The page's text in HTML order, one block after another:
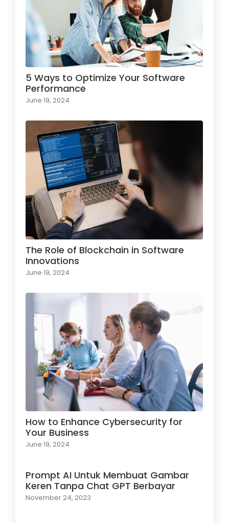
5 Ways to Optimize Your Software
Performance
June 19, 2024
The Role of Blockchain in Software
Innovations
June 19, 2024
How to Enhance Cybersecurity for
Your Business
June 19, 2024
Prompt AI Untuk Membuat Gambar
Keren Tanpa Chat GPT Berbayar
November 24, 2023